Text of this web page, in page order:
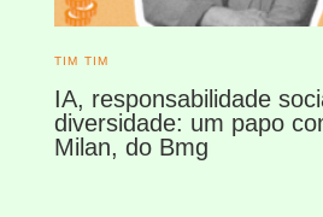
TIM TIM
IA, responsabilidade
diversidade: um papo
Milan, do Bmg